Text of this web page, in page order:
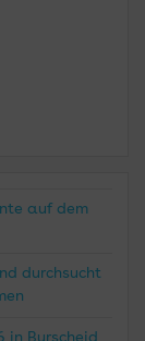
auf dem
durchsucht